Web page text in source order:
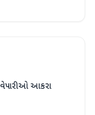
વેપારીઓ આકરા